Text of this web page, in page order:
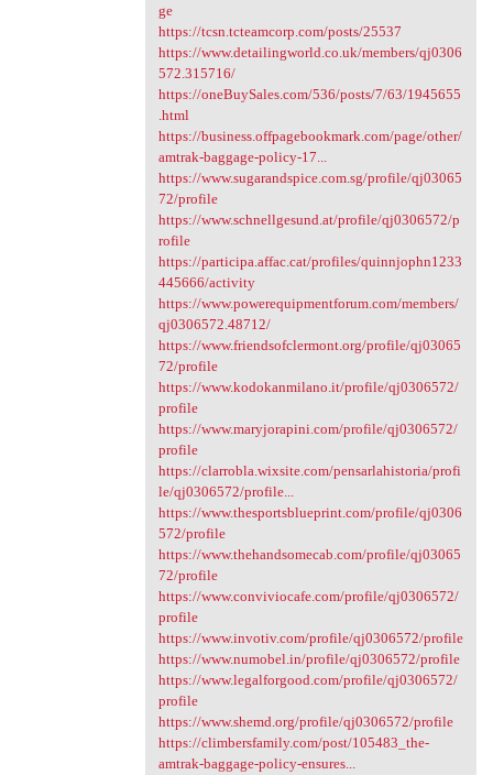
ge
https://tcsn.tcteamcorp.com/posts/25537
https://www.detailingworld.co.uk/members/qj0306
572.315716/
https://oneBuySales.com/536/posts/7/63/1945655
.html
https://business.offpagebookmark.com/page/other/
amtrak-baggage-policy-17...
https://www.sugarandspice.com.sg/profile/qj03065
72/profile
https://www.schnellgesund.at/profile/qj0306572/p
rofile
https://participa.affac.cat/profiles/quinnjophn1233
445666/activity
https://www.powerequipmentforum.com/members/
qj0306572.48712/
https://www.friendsofclermont.org/profile/qj03065
72/profile
https://www.kodokanmilano.it/profile/qj0306572/
profile
https://www.maryjorapini.com/profile/qj0306572/
profile
https://clarrobla.wixsite.com/pensarlahistoria/profi
le/qj0306572/profile...
https://www.thesportsblueprint.com/profile/qj0306
572/profile
https://www.thehandsomecab.com/profile/qj03065
72/profile
https://www.conviviocafe.com/profile/qj0306572/
profile
https://www.invotiv.com/profile/qj0306572/profile
https://www.numobel.in/profile/qj0306572/profile
https://www.legalforgood.com/profile/qj0306572/
profile
https://www.shemd.org/profile/qj0306572/profile
https://climbersfamily.com/post/105483_the-
amtrak-baggage-policy-ensures...